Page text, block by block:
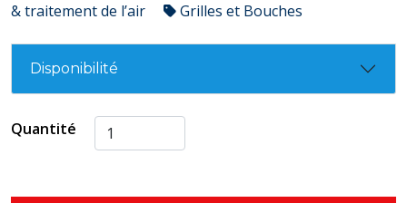
& traitement de l’air
Grilles et Bouches
Disponibilité
Quantité